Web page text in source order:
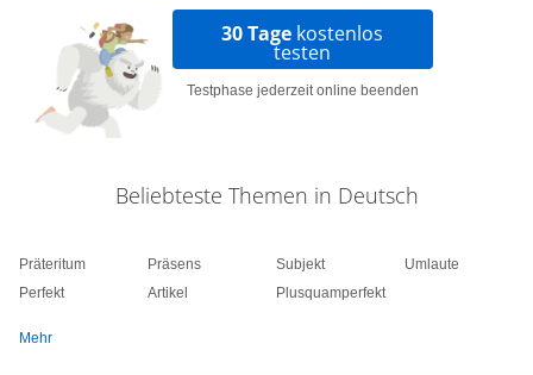
30 Tage kostenlos
testen
Testphase jederzeit online beenden
Beliebteste Themen in Deutsch
Präteritum
Perfekt
Präsens
Artikel
Subjekt
Plusquamperfekt
Umlaute
Mehr